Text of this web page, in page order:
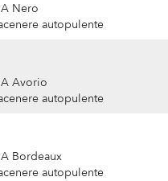
Nero
autopulente
Avorio
autopulente
Bordeaux
autopulente